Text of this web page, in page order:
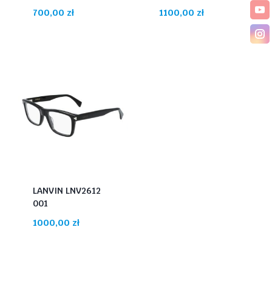
700,00 zł
1100,00 zł
LANVIN LNV2612
001
1000,00 zł